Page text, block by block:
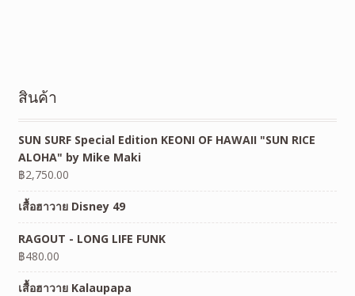
สินค้า
SUN SURF Special Edition KEONI OF HAWAII "SUN RICE
ALOHA" by Mike Maki
฿2,750.00
เสื้อฮาวาย Disney 49
RAGOUT - LONG LIFE FUNK
฿480.00
เสื้อฮาวาย Kalaupapa